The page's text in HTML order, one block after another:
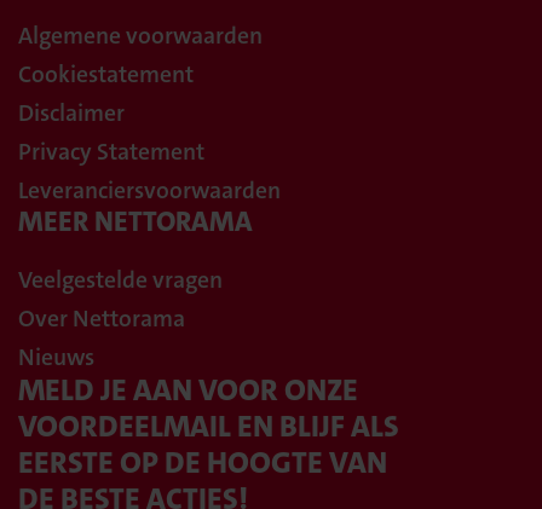
Algemene voorwaarden
Cookiestatement
Disclaimer
Privacy Statement
Leveranciersvoorwaarden
MEER NETTORAMA
Veelgestelde vragen
Over Nettorama
Nieuws
MELD JE AAN VOOR ONZE
VOORDEELMAIL EN BLIJF ALS
EERSTE OP DE HOOGTE VAN
DE BESTE ACTIES!